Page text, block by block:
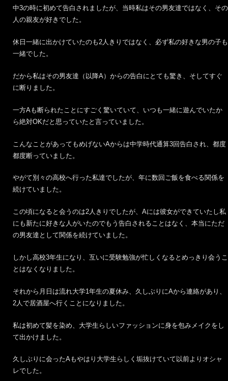
中3の時に初めて告白されましたが、当時私はその男友達ではなく、その
人の親友が好きでした。
休日一緒に出かけていたのも2人きりではなく、必ず私の好きな男の子も
一緒でした。
だから私はその男友達（以降A）からの告白にとても驚き、そしてすぐ
に断りました。
一方Aも断られたことにすごく驚いていて、いつも一緒に遊んでいたか
ら絶対OKだと思っていたと言っていました。
こんなことがあってもめげないAからは中学時代通算3回告白され、都度
都度断っていました。
やがて別々の高校へ行った私達でしたが、年に数回ご飯を食べる関係を
続けていました。
この頃になると会うのは2人きりでしたが、Aには彼女ができていたし私
にも新たに好きな人がいたのでもう告白されることはなく、本当にただ
の男友達として関係を続けていました。
しかし高校3年生になり、互いに受験勉強が忙しくなるとめっきり会うこ
とはなくなりました。
それから月日は流れ大学1年生の夏休み、久しぶりにAから連絡があり、
2人で居酒屋へ行くことになりました。
私は初めて髪を染め、大学生らしいファッションに身を包みメイクをし
て出かけました。
久しぶりに会ったAもやはり大学生らしく垢抜けていて以前よりオシャ
レでした。